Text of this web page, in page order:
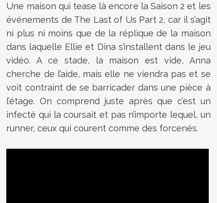
Une maison qui tease là encore la Saison 2 et les
événements de The Last of Us Part 2, car il s’agit
ni plus ni moins que de la réplique de la maison
dans laquelle Ellie et Dina s’installent dans le jeu
vidéo. A ce stade, la maison est vide, Anna
cherche de l’aide, mais elle ne viendra pas et se
voit contraint de se barricader dans une pièce à
l’étage. On comprend juste après que c’est un
infecté qui la coursait et pas n’importe lequel, un
runner, ceux qui courent comme des forcenés.